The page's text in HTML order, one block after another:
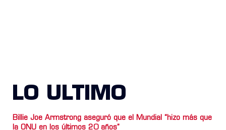
LO ULTIMO
Billie Joe Armstrong aseguró que el Mundial “hizo más que
la ONU en los últimos 20 años”